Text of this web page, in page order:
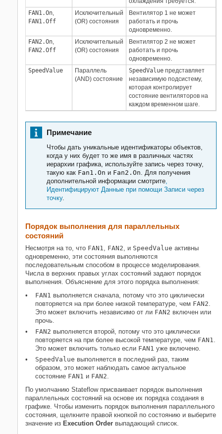
FAN1.On
FAN1.Off
Исключительный
(OR) состояния
Вентилятор 1 не может
работать и прочь
одновременно.
FAN2.On
FAN2.Off
Исключительный
(OR) состояния
Вентилятор 2 не может
работать и прочь
одновременно.
SpeedValue
Параллель
(AND) состояние
SpeedValue представляет
независимую подсистему,
которая контролирует
состояние вентиляторов на
каждом временном шаге.
Примечание
Чтобы дать уникальные идентификаторы объектов,
когда у них будет то же имя в различных частях
иерархии графика, используйте запись через точку,
такую как Fan1.On и Fan2.On . Для получения
дополнительной информации смотрите
Идентифицируют Данные при помощи Записи через
точку.
Порядок выполнения для параллельных
состояний
Несмотря на то, что FAN1 FAN2 , и SpeedValue активны
одновременно, эти состояния выполняются
последовательным способом в процессе моделирования.
Числа в верхних правых углах состояний задают порядок
выполнения. Объяснение для этого порядка выполнения:
FAN1 выполняется сначала, потому что это циклически
повторяется на при более низкой температуре, чем FAN2
Это может включить независимо от ли FAN2 включен или
прочь.
FAN2 выполняется второй, потому что это циклически
повторяется на при более высокой температуре, чем FAN1
Это может включить только если FAN1 уже включено.
SpeedValue выполняется в последний раз, таким
образом, это может наблюдать самое актуальное
состояние FAN1 и FAN2
По умолчанию Stateflow присваивает порядок выполнения
параллельных состояний на основе их порядка создания в
графике. Чтобы изменить порядок выполнения параллельного
состояния, щелкните правой кнопкой по состоянию и выберите
значение из Execution Order выпадающий список.